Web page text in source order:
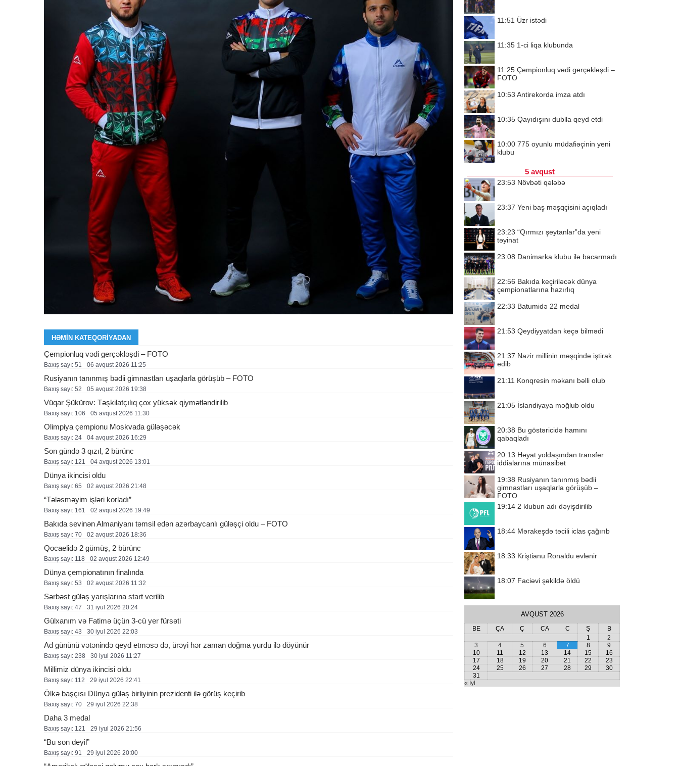
HƏMIN KATEQORIYADAN
Çempionluq vədi gerçəkləşdi – FOTO
Baxış sayı: 51 06 avqust 2026 11:25
Rusiyanın tanınmış bədii gimnastları uşaqlarla görüşüb – FOTO
Baxış sayı: 52 05 avqust 2026 19:38
Vüqar Şükürov: Təşkilatçılıq çox yüksək qiymətləndirilib
Baxış sayı: 106 05 avqust 2026 11:30
Olimpiya çempionu Moskvada güləşəcək
Baxış sayı: 24 04 avqust 2026 16:29
Son gündə 3 qızıl, 2 bürünc
Baxış sayı: 121 04 avqust 2026 13:01
Dünya ikincisi oldu
Baxış sayı: 65 02 avqust 2026 21:48
“Tələsməyim işləri korladı”
Baxış sayı: 161 02 avqust 2026 19:49
Bakıda sevinən Almaniyanı təmsil edən azərbaycanlı güləşçi oldu – FOTO
Baxış sayı: 70 02 avqust 2026 18:36
Qocaelidə 2 gümüş, 2 bürünc
Baxış sayı: 118 02 avqust 2026 12:49
Dünya çempionatının finalında
Baxış sayı: 53 02 avqust 2026 11:32
Sərbəst güləş yarışlarına start verilib
Baxış sayı: 47 31 i̇yul 2026 20:24
Gülxanım və Fatimə üçün 3-cü yer fürsəti
Baxış sayı: 43 30 i̇yul 2026 22:03
Ad gününü vətənində qeyd etməsə də, ürəyi hər zaman doğma yurdu ilə döyünür
Baxış sayı: 238 30 i̇yul 2026 11:27
Millimiz dünya ikincisi oldu
Baxış sayı: 112 29 i̇yul 2026 22:41
Ölkə başçısı Dünya güləş birliyinin prezidenti ilə görüş keçirib
Baxış sayı: 70 29 i̇yul 2026 22:38
Daha 3 medal
Baxış sayı: 121 29 i̇yul 2026 21:56
“Bu son deyil”
Baxış sayı: 91 29 i̇yul 2026 20:00
11:51 Üzr istədi
11:35 1-ci liqa klubunda
11:25 Çempionluq vədi gerçəkləşdi –
FOTO
10:53 Antirekorda imza atdı
10:35 Qayıdışını dublla qeyd etdi
10:00 775 oyunlu müdafiəçinin yeni
klubu
5 avqust
23:53 Növbəti qələbə
23:37 Yeni baş məşqçisini açıqladı
23:23 “Qırmızı şeytanlar”da yeni
təyinat
23:08 Danimarka klubu ilə bacarmadı
22:56 Bakıda keçiriləcək dünya
çempionatlarına hazırlıq
22:33 Batumidə 22 medal
21:53 Qeydiyyatdan keçə bilmədi
21:37 Nazir millinin məşqində iştirak
edib
21:11 Konqresin məkanı bəlli olub
21:05 İslandiyaya məğlub oldu
20:38 Bu göstəricidə hamını
qabaqladı
20:13 Həyat yoldaşından transfer
iddialarına münasibət
19:38 Rusiyanın tanınmış bədii
gimnastları uşaqlarla görüşüb –
FOTO
19:14 2 klubun adı dəyişdirilib
18:44 Mərakeşdə təcili iclas çağırıb
18:33 Kriştianu Ronaldu evlənir
18:07 Faciəvi şəkildə öldü
AVQUST 2026
BE ÇA Ç CA C Ş
B
1
2
3
4 5 6 7 8
9
10
11 12 13 14 15
16
17
18 19 20 21 22
23
24
25 26 27 28 29
30
31
« İyl